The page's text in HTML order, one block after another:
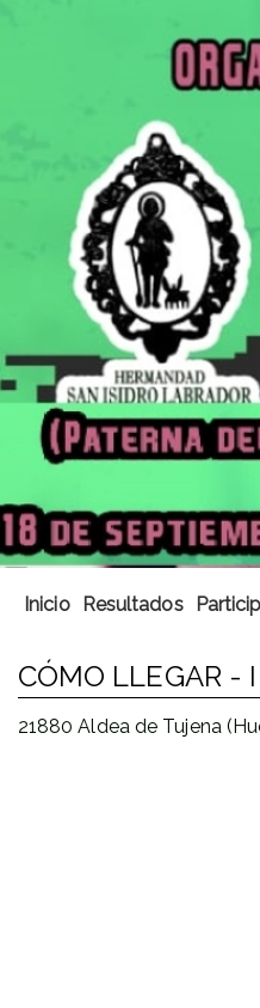
Inicio Resultados
CÓMO LLEGAR -
21880 Aldea de Tujena